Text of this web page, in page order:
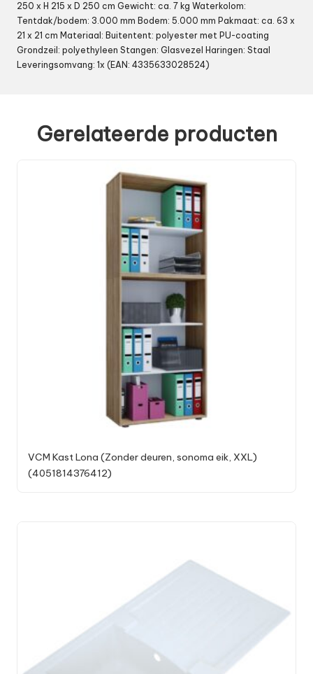
250 x H 215 x D 250 cm Gewicht: ca. 7 kg Waterkolom:
Tentdak/bodem: 3.000 mm Bodem: 5.000 mm Pakmaat: ca. 63 x
21 x 21 cm Materiaal: Buitentent: polyester met PU-coating
Grondzeil: polyethyleen Stangen: Glasvezel Haringen: Staal
Leveringsomvang: 1x (EAN: 4335633028524)
Gerelateerde producten
VCM Kast Lona (Zonder deuren, sonoma eik, XXL)
(4051814376412)